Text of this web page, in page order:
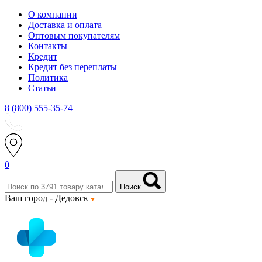
О компании
Доставка и оплата
Оптовым покупателям
Контакты
Кредит
Кредит без переплаты
Политика
Статьи
8 (800) 555-35-74
0
Поиск
Ваш город - Дедовск